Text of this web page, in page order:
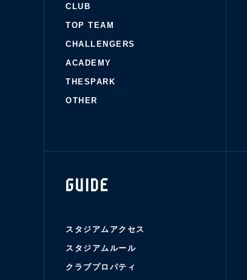
CLUB
TOP TEAM
CHALLENGERS
ACADEMY
THESPARK
OTHER
GUIDE
スタジアムアクセス
スタジアムルール
クラブプロパティ